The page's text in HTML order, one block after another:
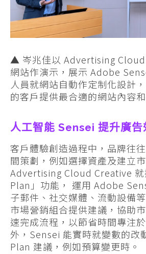
▲ 岑兆佳以 Advertising
網站作演示，展示 Adobe
人員就網站自動作定制化設計
的客戶提供最合適的網站內容
人工智能 Sensei 提升廣告
客戶體驗創造過程中，品牌往
間策劃，例如選擇資產及建立
Advertising Cloud Creative
Plan」功能， 運用 Adobe
子郵件、社交媒體、流動設備
市場營銷組合提供建議，協助
速完成流程，以節省時間專注
外，Sensei 能實時就變數的改
Plan 建議，例如預算變更時。